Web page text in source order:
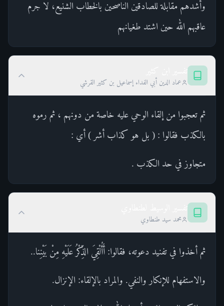
وأشدهم مقابلة للصادقين الناصحين بالخطاب الشنيع، لا جرم
عاقبهم الله حين اشتد طغيانهم
عماد الدين أبي الفداء إسماعيل بن كثير القرشي
ثم تعجبوا من إلقاء الوحي عليه خاصة من دونهم ، ثم رموه
بالكذب فقالوا : ( بل هو كذاب أشر ) أي :
متجاوز في حد الكذب .
محمد سيد طنطاوي
ثم أخذوا في تفنيد دعوته، فقالوا: أَأُلْقِيَ الذِّكْرُ عَلَيْهِ مِنْ بَيْنِنا..
والاستفهام للإنكار والنفي. والمراد بالإلقاء: الإنزال.